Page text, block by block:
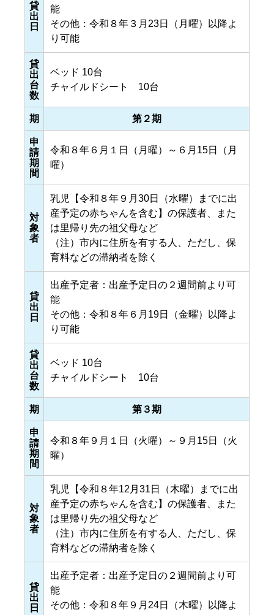
貸
出
日
能
その他：令和８年３月23日（月曜）以降よ
り可能
貸
出
台
数
ベッド 10台
チャイルドシート 10台
期 第２期
申
請
期
間
令和８年６月１日（月曜）～６月15日（月
曜）
対
象
者
乳児【令和８年９月30日（水曜）までに出
産予定の赤ちゃんを含む】の保護者、また
は里帰り先の祖父母など
（注）市内に住所を有する人、ただし、保
育料などの滞納者を除く
貸
出
日
出産予定者：出産予定日の２週間前より可
能
その他：令和８年６月19日（金曜）以降よ
り可能
貸
出
台
数
ベッド 10台
チャイルドシート 10台
期 第３期
申
請
期
間
令和８年９月１日（火曜）～９月15日（火
曜）
対
象
者
乳児【令和８年12月31日（木曜）までに出
産予定の赤ちゃんを含む】の保護者、また
は里帰り先の祖父母など
（注）市内に住所を有する人、ただし、保
育料などの滞納者を除く
貸
出
日
出産予定者：出産予定日の２週間前より可
能
その他：令和８年９月24日（木曜）以降よ